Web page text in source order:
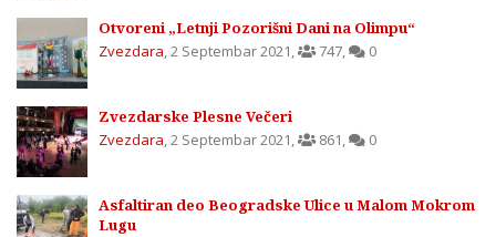
Otvoreni „Letnji Pozorišni Dani na Olimpu“
Zvezdara,2 Septembar 2021, 747, 0
Zvezdarske Plesne Večeri
Zvezdara,2 Septembar 2021, 861, 0
Asfaltiran deo Beogradske Ulice u Malom Mokrom
Lugu